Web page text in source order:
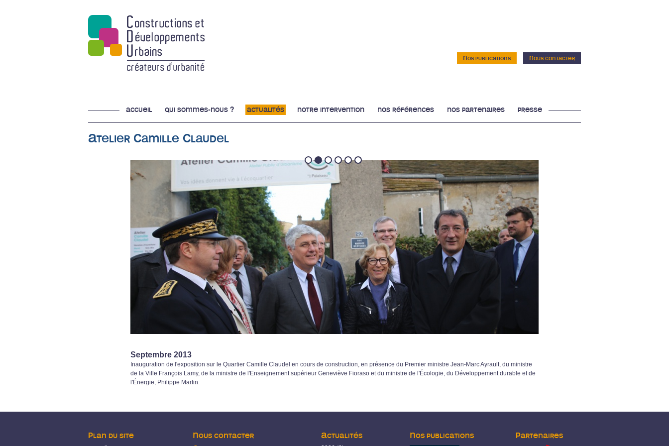
Nos publications Nous contacter
accueil qui sommes-nous ? actualités notre intervention nos références nos partenaires presse
Atelier Camille Claudel
1 3 4 5 6
Septembre 2013
Inauguration de l'exposition sur le Quartier Camille Claudel en cours de construction, en présence du Premier ministre Jean-Marc Ayrault, du ministre
de la Ville François Lamy, de la ministre de l'Enseignement supérieur Geneviève Fioraso et du ministre de l'Écologie, du Développement durable et de
l'Énergie, Philippe Martin.
Plan du site
Nous contacter
Actualités Nos publications Partenaires